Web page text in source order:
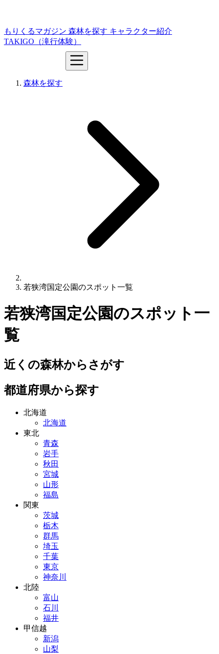
もりくるマガジン 森林を探す キャラクター紹介
TAKIGO（滝行体験）
森林を探す
若狭湾国定公園のスポット一覧
若狭湾国定公園のスポット一
覧
近くの森林からさがす
都道府県から探す
北海道
北海道
東北
青森
岩手
秋田
宮城
山形
福島
関東
茨城
栃木
群馬
埼玉
千葉
東京
神奈川
北陸
富山
石川
福井
甲信越
新潟
山梨